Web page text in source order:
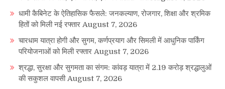
धामी कैबिनेट के ऐतिहासिक फैसले: जनकल्याण, रोजगार, शिक्षा और श्रमिक
हितों को मिली नई रफ्तार August 7, 2026
चारधाम यात्रा होगी और सुगम, कर्णप्रयाग और सिमली में आधुनिक पार्किंग
परियोजनाओं को मिली रफ्तार August 7, 2026
श्रद्धा, सुरक्षा और सुगमता का संगम: कांवड़ यात्रा में 2.19 करोड़ श्रद्धालुओं
की सकुशल वापसी August 7, 2026